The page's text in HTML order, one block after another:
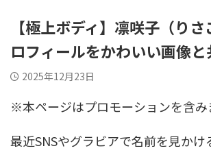
【極上ボディ】凛咲子（り
ロフィールをかわいい画像と
2025年12月23日
※本ページはプロモーションを含み
最近SNSやグラビアで名前を見かけ